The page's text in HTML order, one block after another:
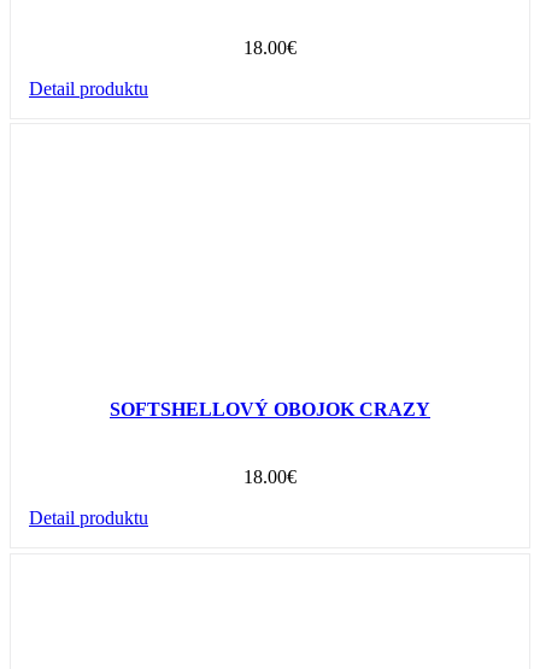
18.00€
Detail produktu
SOFTSHELLOVÝ OBOJOK CRAZY
18.00€
Detail produktu